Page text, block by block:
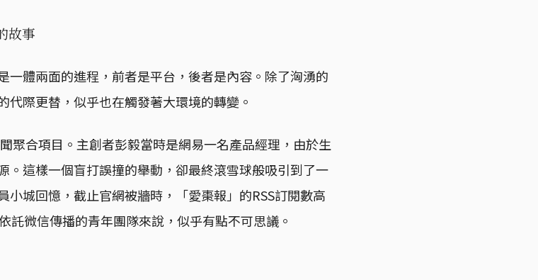
故事
一體兩面的進程，前者是平台，後者是內容。除了洶湧的
際更替，似乎也在觸發著大環境的轉變。
聚合項目。主創者彭毅當時是網易一名產品經理，由於生
。這樣一個盲打誤撞的舉動，卻最終滾雪球般吸引到了一
城回憶，截止官網被牆時，「愛棗報」的RSS訂閱數高
託微信傳播的青年團隊來說，似乎有點不可思議。